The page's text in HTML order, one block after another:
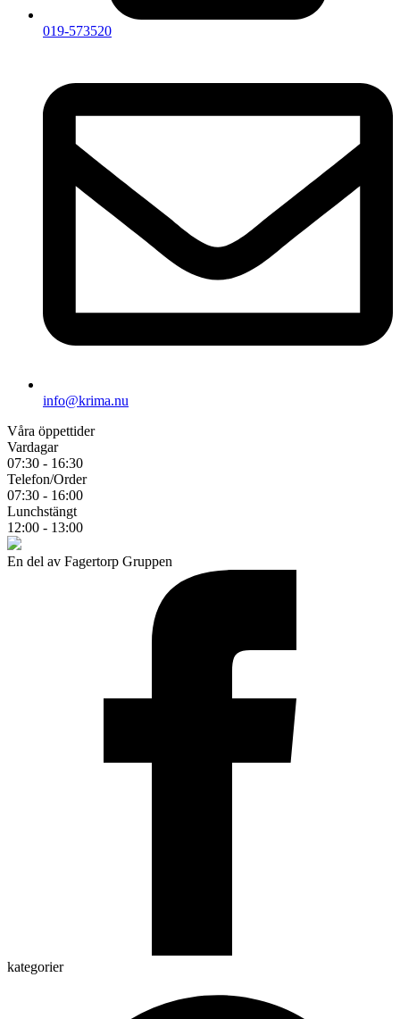
019-573520
info@krima.nu
Våra öppettider
Vardagar
07:30 - 16:30
Telefon/Order
07:30 - 16:00
Lunchstängt
12:00 - 13:00
En del av Fagertorp Gruppen
kategorier